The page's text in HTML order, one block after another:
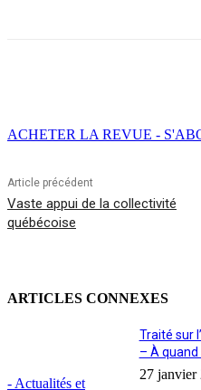
ACHETER LA REVUE -
Article précédent
Vaste appui de la collectivité
québécoise
ARTICLES CONNEXES
- Actualités et
Traité sur
– À
27 janvier